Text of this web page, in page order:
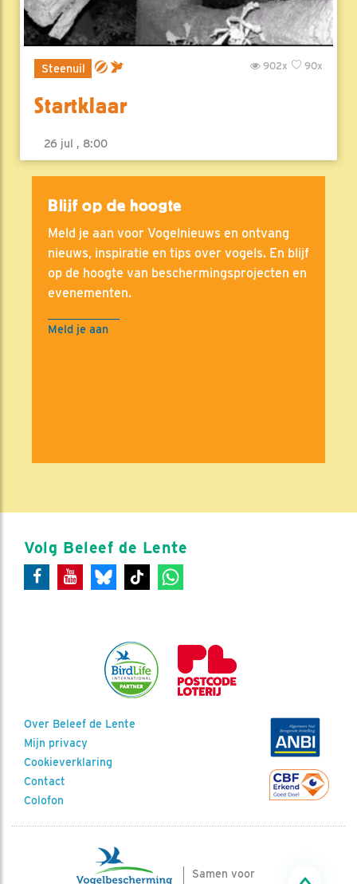
Steenuil 90x
902x
Startklaar
26 jul , 8:00
Blijf op de hoogte
Meld je aan voor Vogelnieuws en ontvang
nieuws, inspiratie en tips over vogels. En blijf
op de hoogte van beschermingsprojecten en
evenementen.
Meld je aan
Volg Beleef de Lente
Over Beleef de Lente
Mijn privacy
Cookieverklaring
Contact
Colofon
Samen voor